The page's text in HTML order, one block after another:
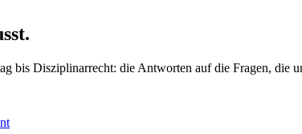
bis Disziplinarrecht: die Antworten auf die Fragen, die